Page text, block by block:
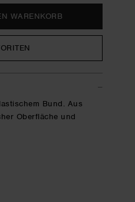
Bund. Aus
Oberfläche und